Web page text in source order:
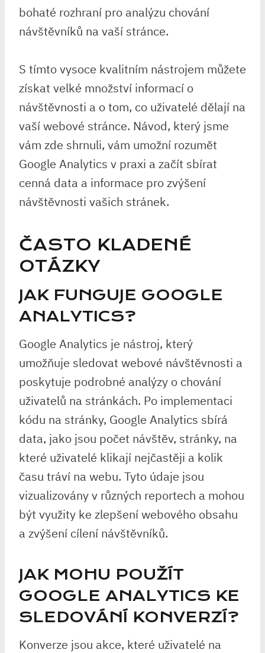
bohaté rozhraní pro analýzu chování
návštěvníků na vaší stránce.
S tímto vysoce kvalitním nástrojem můžete
získat velké množství informací o
návštěvnosti a o tom, co uživatelé dělají na
vaší webové stránce. Návod, který jsme
vám zde shrnuli, vám umožní rozumět
Google Analytics v praxi a začít sbírat
cenná data a informace pro zvýšení
návštěvnosti vašich stránek.
ČASTO KLADENÉ
OTÁZKY
JAK FUNGUJE GOOGLE
ANALYTICS?
Google Analytics je nástroj, který
umožňuje sledovat webové návštěvnosti a
poskytuje podrobné analýzy o chování
uživatelů na stránkách. Po implementaci
kódu na stránky, Google Analytics sbírá
data, jako jsou počet návštěv, stránky, na
které uživatelé klikají nejčastěji a kolik
času tráví na webu. Tyto údaje jsou
vizualizovány v různých reportech a mohou
být využity ke zlepšení webového obsahu
a zvýšení cílení návštěvníků.
JAK MOHU POUŽÍT
GOOGLE ANALYTICS KE
SLEDOVÁNÍ KONVERZÍ?
Konverze jsou akce, které uživatelé na